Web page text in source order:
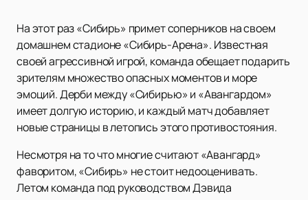
На этот раз «Сибирь» примет соперников на своем
домашнем стадионе «Сибирь-Арена». Известная
своей агрессивной игрой, команда обещает подарить
зрителям множество опасных моментов и море
эмоций. Дерби между «Сибирью» и «Авангардом»
имеет долгую историю, и каждый матч добавляет
новые страницы в летопись этого противостояния.
Несмотря на то что многие считают «Авангард»
фаворитом, «Сибирь» не стоит недооценивать.
Летом команда под руководством Дэвида